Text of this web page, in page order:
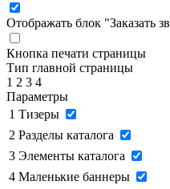
Отображать блок "Заказать
Кнопка печати страницы
Тип главной страницы
1 2 3 4
Параметры
1 Тизеры
2 Разделы каталога
3 Элементы каталога
4 Маленькие баннеры